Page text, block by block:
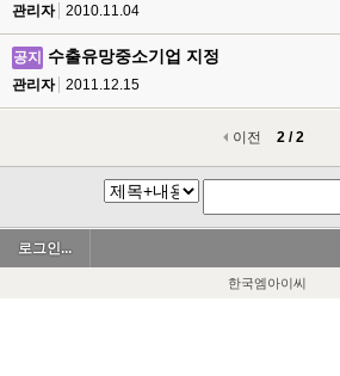
관리자 2010.11.04
공지 수출유망중소기업 지정
관리자 2011.12.15
이전 2 / 2
로그인...
한국엠아이씨